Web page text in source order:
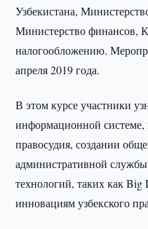
Узбекистана,
Министерство финансов,
налогообложению.
апреля 2019 года.
В этом курсе участники
информационной системе,
правосудия, создании
административной
технологий, таких как
инновациям узбекского